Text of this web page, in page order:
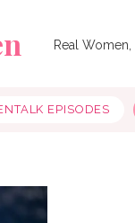
Real Women,
EPISODES